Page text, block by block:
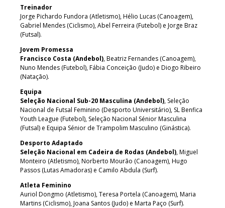
Treinador
Jorge Pichardo Fundora (Atletismo), Hélio Lucas (Canoagem),
Gabriel Mendes (Ciclismo), Abel Ferreira (Futebol) e Jorge Braz
(Futsal).
Jovem Promessa
Francisco Costa (Andebol), Beatriz Fernandes (Canoagem),
Nuno Mendes (Futebol), Fábia Conceição (Judo) e Diogo Ribeiro
(Natação).
Equipa
Seleção Nacional Sub-20 Masculina (Andebol), Seleção
Nacional de Futsal Feminino (Desporto Universitário), SL Benfica
Youth League (Futebol), Seleção Nacional Sénior Masculina
(Futsal) e Equipa Sénior de Trampolim Masculino (Ginástica).
Desporto Adaptado
Seleção Nacional em Cadeira de Rodas (Andebol), Miguel
Monteiro (Atletismo), Norberto Mourão (Canoagem), Hugo
Passos (Lutas Amadoras) e Camilo Abdula (Surf).
Atleta Feminino
Auriol Dongmo (Atletismo), Teresa Portela (Canoagem), Maria
Martins (Ciclismo), Joana Santos (Judo) e Marta Paço (Surf).